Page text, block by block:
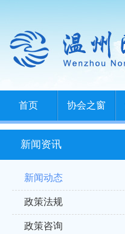
首页 协会之窗
新闻资讯
新闻动态
政策法规
政策咨询